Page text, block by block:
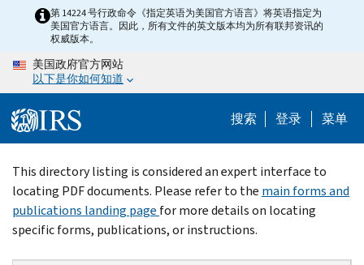
content
第 14224 号行政命令《指定英语为美国官方语言》将英语指定为
美国官方语言。因此，所有文件的英文版本均为所有联邦资讯的
权威版本。
美国政府官方网站
以下是你如何知道
搜索 登录 菜单
Beginning
of
main
content
This directory listing is considered an expert interface to
locating PDF documents. Please refer to the main forms and
publications landing page for more details on locating
specific forms, publications, or instructions.